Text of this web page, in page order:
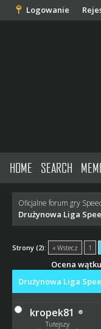
Logowanie
HOME SEARCH
Oficjalne forum gry
Drużynowa Liga
Strony (2): « Wstecz 1
Ocena
Drużynowa Liga
kropek81
Tutejszy